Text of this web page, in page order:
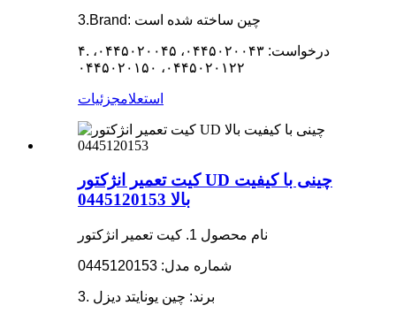
3.Brand: چین ساخته شده است
۴. درخواست: ۰۴۴۵۰۲۰۰۴۳، ۰۴۴۵۰۲۰۰۴۵،
۰۴۴۵۰۲۰۱۲۲، ۰۴۴۵۰۲۰۱۵۰
استعلامجزئیات
کیت تعمیر انژکتور UD چینی با کیفیت
بالا 0445120153
نام محصول 1. کیت تعمیر انژکتور
شماره مدل: 0445120153
3. برند: چین یونایتد دیزل